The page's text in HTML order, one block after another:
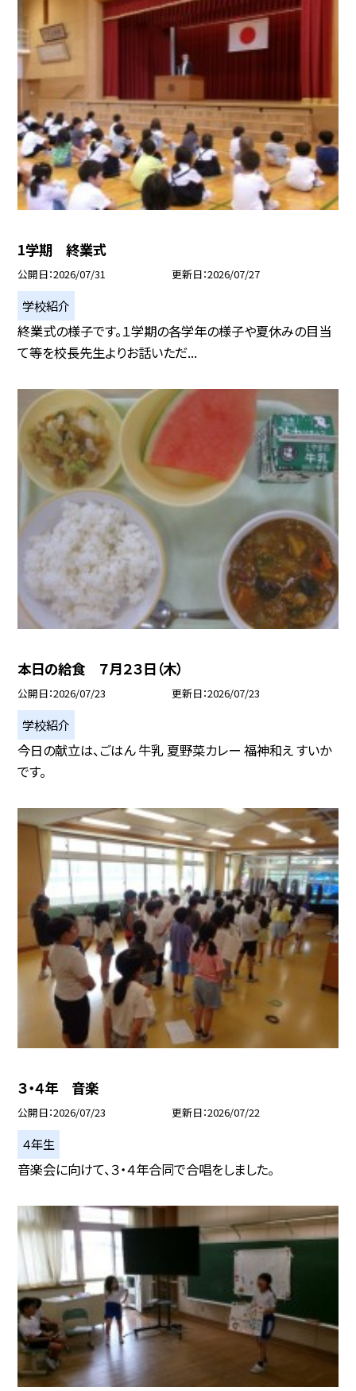
1学期 終業式
公開日 2026/07/31 更新日 2026/07/27
学校紹介
終業式の様子です。１学期の各学年の様子や夏休みの目当
て等を校長先生よりお話いただ...
本日の給食 ７月２３日（木）
公開日 2026/07/23 更新日 2026/07/23
学校紹介
今日の献立は、ごはん 牛乳 夏野菜カレー 福神和え すいか
です。
３・４年 音楽
公開日 2026/07/23 更新日 2026/07/22
４年生
音楽会に向けて、３・４年合同で合唱をしました。